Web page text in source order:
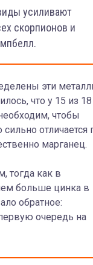
усиливают
скорпионов и
эти
что у 15 из 18
чтобы
отличается
марганец.
тогда как в
больше цинка в
обратное:
очередь на